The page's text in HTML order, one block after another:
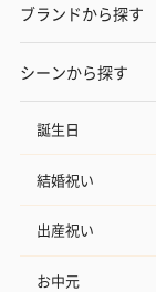
ブランドから探す
シーンから探す
誕生日
結婚祝い
出産祝い
お中元